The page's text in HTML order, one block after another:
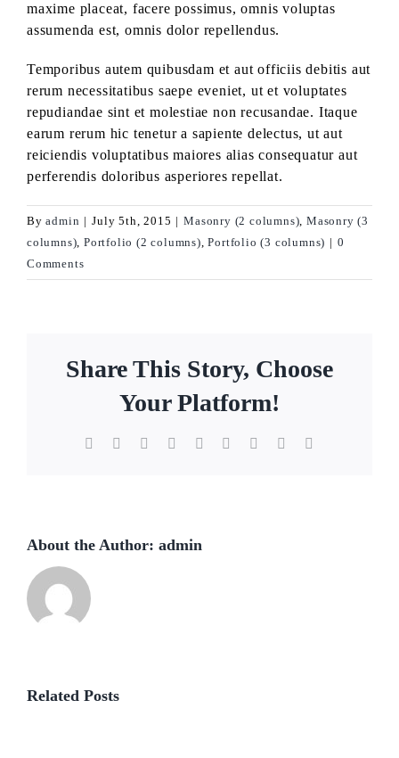
maxime placeat, facere possimus, omnis voluptas
assumenda est, omnis dolor repellendus.
Temporibus autem quibusdam et aut officiis debitis aut
rerum necessitatibus saepe eveniet, ut et voluptates
repudiandae sint et molestiae non recusandae. Itaque
earum rerum hic tenetur a sapiente delectus, ut aut
reiciendis voluptatibus maiores alias consequatur aut
perferendis doloribus asperiores repellat.
Byadmin | July 5th, 2015 | Masonry (2 columns),Masonry (3
columns),Portfolio (2 columns),Portfolio (3 columns) | 0
Comments
Share This Story, Choose
Your Platform!
Facebook
TwitterRedditLinkedInWhatsApp
TumblrPinterest
About the Author: admin
Related Posts